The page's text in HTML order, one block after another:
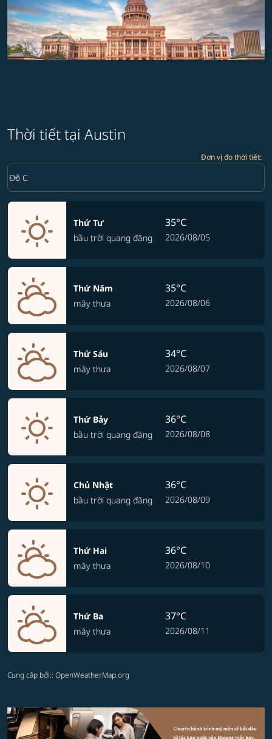
Thời tiết tại Austin
Đơn vị đo thời tiết:
Weather unit option Độ C Selected
Độ C
keyboard_arrow_down
Thứ Tư
bầu trời quang đãng
35°C
2026/08/05
Thứ Năm
mây thưa
35°C
2026/08/06
Thứ Sáu
mây thưa
34°C
2026/08/07
Thứ Bảy
bầu trời quang đãng
36°C
2026/08/08
Chủ Nhật
bầu trời quang đãng
36°C
2026/08/09
Thứ Hai
mây thưa
36°C
2026/08/10
Thứ Ba
mây thưa
37°C
2026/08/11
Cung cấp bởi:: OpenWeatherMap.org